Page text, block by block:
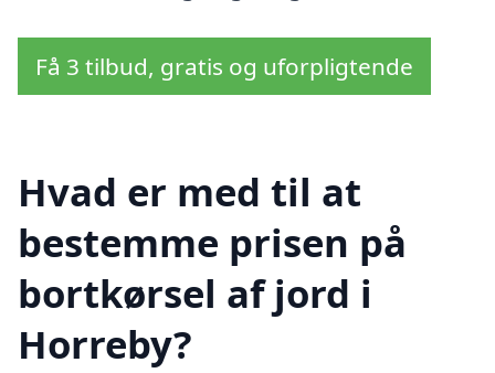
Få 3 tilbud, gratis og uforpligtende
Hvad er med til at
bestemme prisen på
bortkørsel af jord i
Horreby?